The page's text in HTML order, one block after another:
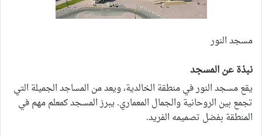
مسجد النور
نبذة عن المسجد
يقع مسجد النور في منطقة الخالدية، ويعد من المساجد الجميلة التي
تجمع بين الروحانية والجمال المعماري. يبرز المسجد كمعلم مهم في
المنطقة بفضل تصميمه الفريد.